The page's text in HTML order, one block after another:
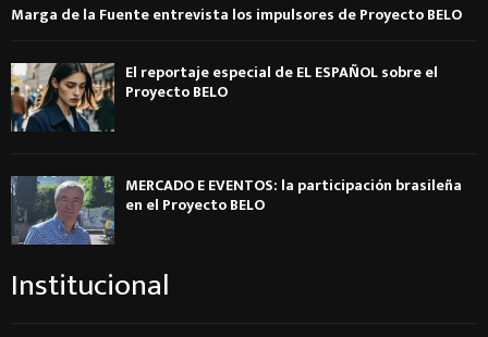
Marga de la Fuente entrevista los impulsores de Proyecto BELO
El reportaje especial de EL ESPAÑOL sobre el
Proyecto BELO
MERCADO E EVENTOS: la participación brasileña
en el Proyecto BELO
Institucional